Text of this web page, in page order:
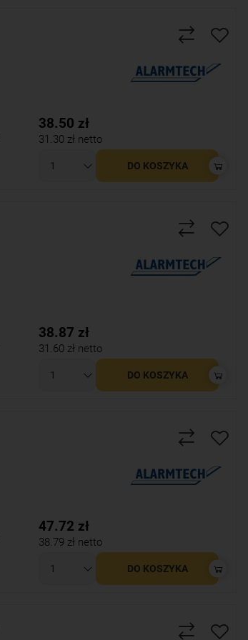
38.50 zł
31.30 zł netto
DO KOSZYKA
38.87 zł
31.60 zł netto
DO KOSZYKA
47.72 zł
38.79 zł netto
DO KOSZYKA